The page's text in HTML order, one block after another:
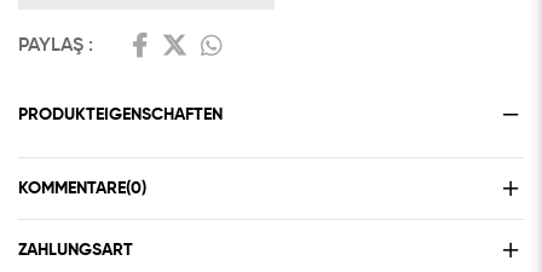
PAYLAŞ :
PRODUKTEIGENSCHAFTEN
KOMMENTARE(0)
ZAHLUNGSART